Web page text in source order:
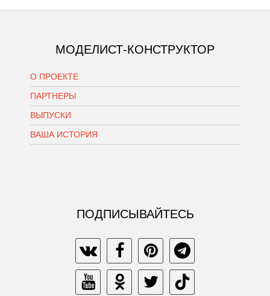
МОДЕЛИСТ-КОНСТРУКТОР
О ПРОЕКТЕ
ПАРТНЕРЫ
ВЫПУСКИ
ВАША ИСТОРИЯ
ПОДПИСЫВАЙТЕСЬ